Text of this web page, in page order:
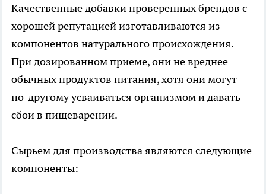
Качественные добавки проверенных брендов с
хорошей репутацией изготавливаются из
компонентов натурального происхождения.
При дозированном приеме, они не вреднее
обычных продуктов питания, хотя они могут
по-другому усваиваться организмом и давать
сбои в пищеварении.
Сырьем для производства являются следующие
компоненты: